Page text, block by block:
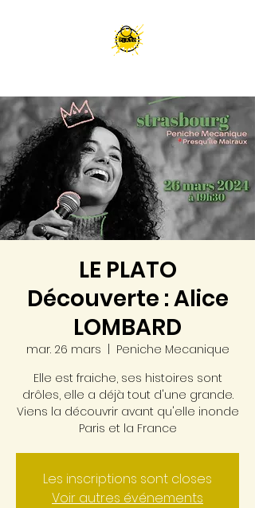
LE PLATO
Découverte : Alice
LOMBARD
mar. 26 mars
  |
Peniche Mecanique
Elle est fraiche, ses histoires sont
drôles, elle a déjà tout d'une grande.
Viens la découvrir avant qu'elle inonde
Paris et la France
Les inscriptions sont closes
Voir autres événements